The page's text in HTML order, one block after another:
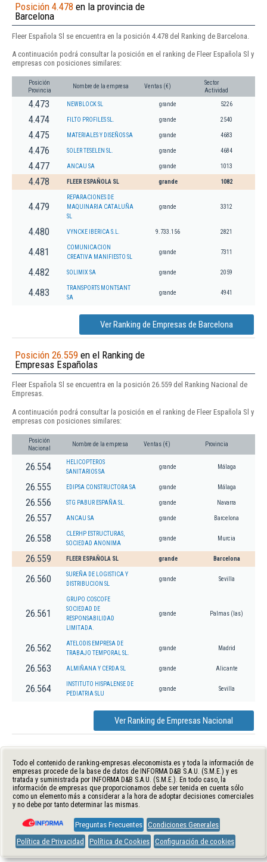
Posición 4.478 en la provincia de
Barcelona
Fleer Española Sl se encuentra en la posición 4.478 del Ranking de Barcelona.
A continuación podrá consultar la posición en el ranking de Fleer Española Sl y
empresas con posiciones similares:
Posición
Provincia
Nombre de la empresa Ventas (€)
Sector
Actividad
4.473 NEWBLOCK SL grande 5226
4.474 FILTO PROFILES SL. grande 2540
4.475 MATERIALES Y DISEÑOS SA grande 4683
4.476 SOLER TESELEN SL. grande 4684
4.477 ANCAU SA grande 1013
4.478 FLEER ESPAÑOLA SL grande 1082
4.479
REPARACIONES DE
MAQUINARIA CATALUÑA
SL
grande 3312
4.480 VYNCKE IBERICA S.L. 9.733.156 2821
4.481
COMUNICACION
CREATIVA MANIFIESTO SL
grande 7311
4.482 SOLIMIX SA grande 2059
4.483
TRANSPORTS MONTSANT
SA
grande 4941
Ver Ranking de Empresas de Barcelona
Posición 26.559 en el Ranking de
Empresas Españolas
Fleer Española Sl se encuentra en la posición 26.559 del Ranking Nacional de
Empresas.
A continuación podrá consultar la posición en el ranking de Fleer Española Sl y
empresas con posiciones similares:
Posición
Nacional
Nombre de la empresa Ventas (€) Provincia
26.554
HELICOPTEROS
SANITARIOS SA
grande Málaga
26.555 EDIPSA CONSTRUCTORA SA grande Málaga
26.556 STG PABUR ESPAÑA SL. grande Navarra
26.557 ANCAU SA grande Barcelona
26.558
CLERHP ESTRUCTURAS,
SOCIEDAD ANONIMA
grande Murcia
26.559 FLEER ESPAÑOLA SL grande Barcelona
26.560
SUREÑA DE LOGISTICA Y
DISTRIBUCION SL
grande Sevilla
26.561
GRUPO COSCOFE
SOCIEDAD DE
RESPONSABILIDAD
LIMITADA.
grande Palmas (las)
26.562
ATELODIS EMPRESA DE
TRABAJO TEMPORAL SL.
grande Madrid
26.563 ALMIÑANA Y CERDA SL grande Alicante
26.564
INSTITUTO HISPALENSE DE
PEDIATRIA SLU
grande Sevilla
Ver Ranking de Empresas Nacional
Todo el contenido de ranking-empresas.eleconomista.es y toda la información de
empresas procede de la base de datos de INFORMA D&B S.A.U. (S.M.E.) y es
tratada y suministrada por INFORMA D&B S.A.U. (S.M.E.). En todo caso, la
información de empresas que proporcionamos debe ser tenida en cuenta sólo
como un elemento más a considerar a la hora de adoptar decisiones comerciales
y no debe por tanto determinar las mismas.
Preguntas Frecuentes Condiciones Generales
Política de Privacidad
Política de Cookies Configuración de cookies